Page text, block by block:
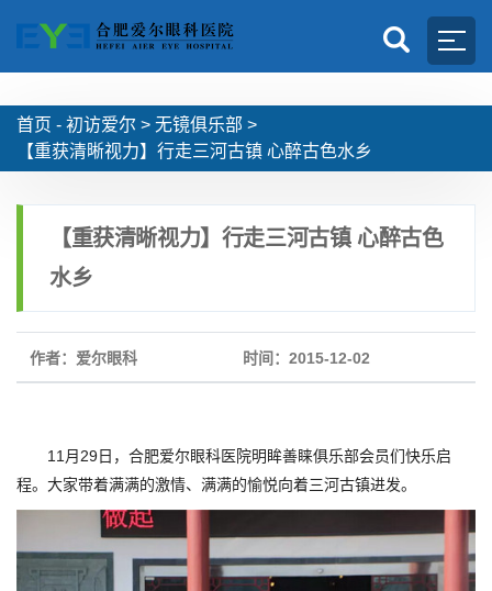
首页 - 初访爱尔 > 无镜俱乐部 >
【重获清晰视力】行走三河古镇 心醉古色水乡
【重获清晰视力】行走三河古镇 心醉古色
水乡
作者：爱尔眼科 时间：2015-12-02
11月29日，合肥爱尔眼科医院明眸善睐俱乐部会员们快乐启
程。大家带着满满的激情、满满的愉悦向着三河古镇进发。